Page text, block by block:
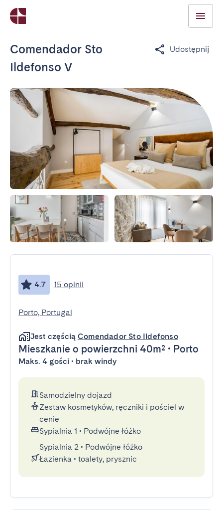
Comendador Sto
Ildefonso V
Udostępnij
4.7 15 opinii
Porto, Portugal
Jest częścią Comendador Sto Ildefonso
Mieszkanie o powierzchni 40m² • Porto
Maks. 4 gości • brak windy
Samodzielny dojazd
Zestaw kosmetyków, ręczniki i pościel w
cenie
Sypialnia 1 • Podwójne łóżko
Sypialnia 2 • Podwójne łóżko
Łazienka • toalety, prysznic